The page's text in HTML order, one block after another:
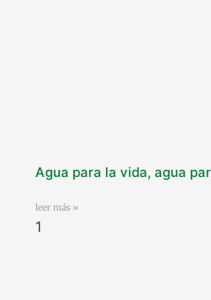
Agua para la vida, agua
leer más »